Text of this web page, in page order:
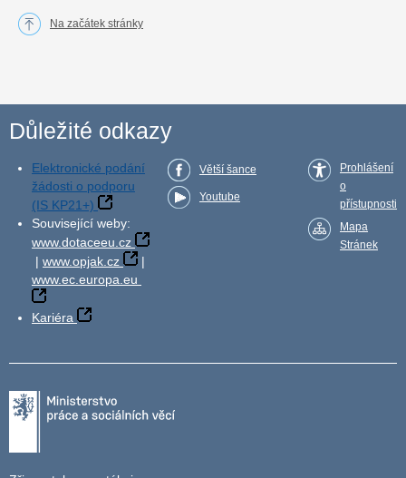
Na začátek stránky
Důležité odkazy
Elektronické podání
žádosti o podporu
(IS KP21+)
Související weby:
www.dotaceeu.cz
| www.opjak.cz
|
www.ec.europa.eu
Kariéra
Větší šance
Youtube
Prohlášení
o
přístupnosti
Mapa
Stránek